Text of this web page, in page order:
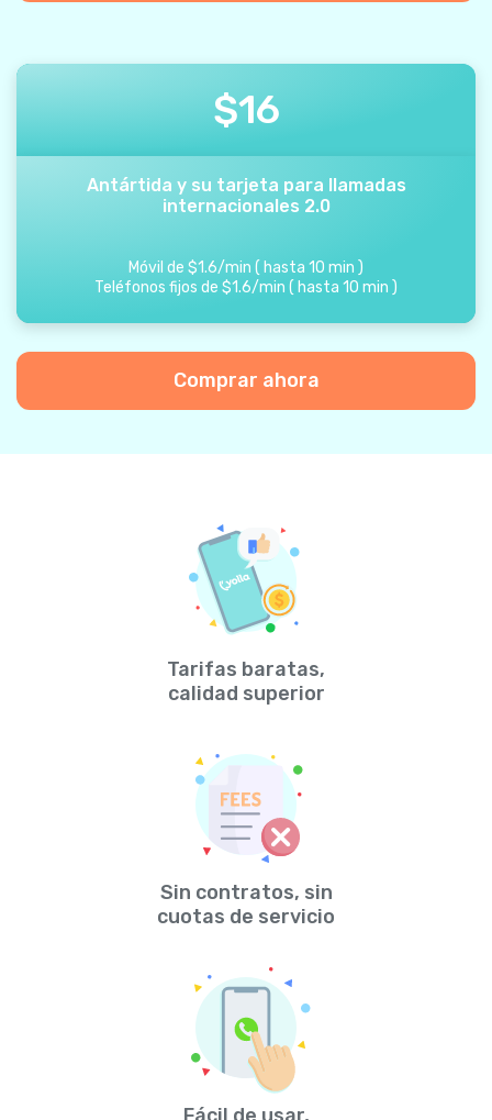
$16
Antártida y su tarjeta para llamadas
internacionales 2.0
Móvil de $1.6/min ( hasta 10 min )
Teléfonos fijos de $1.6/min ( hasta 10 min )
Comprar ahora
Tarifas baratas,
calidad superior
Sin contratos, sin
cuotas de servicio